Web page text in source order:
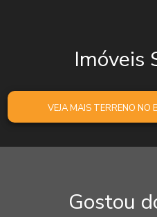
Imóveis
VEJA MAIS TERRENO
Gostou